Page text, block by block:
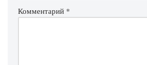
Комментарий *